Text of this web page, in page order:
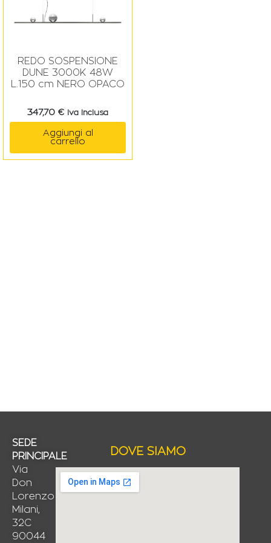
REDO SOSPENSIONE
DUNE 3000K 48W
L.150 cm NERO OPACO
347,70 € Iva Inclusa
Aggiungi al
carrello
SEDE
PRINCIPALE
Via
Don
Lorenzo
Milani,
32C
90044
DOVE SIAMO